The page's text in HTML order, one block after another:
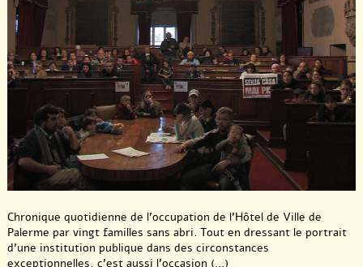
Chronique quotidienne de l’occupation de l’Hôtel de Ville de
Palerme par vingt familles sans abri. Tout en dressant le portrait
d’une institution publique dans des circonstances
exceptionnelles, c’est aussi l’occasion (...)